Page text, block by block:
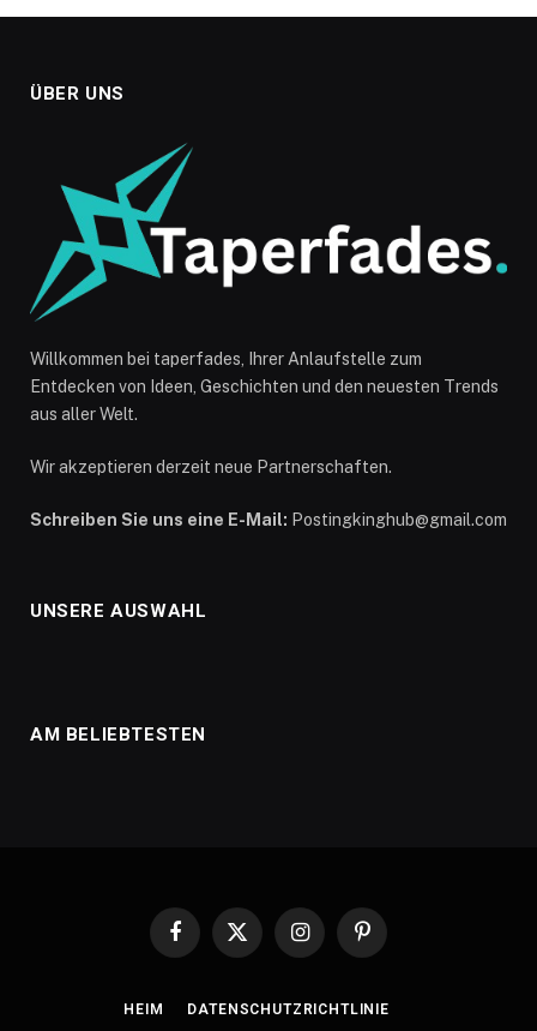
ÜBER UNS
Willkommen bei taperfades, Ihrer Anlaufstelle zum
Entdecken von Ideen, Geschichten und den neuesten Trends
aus aller Welt.
Wir akzeptieren derzeit neue Partnerschaften.
Schreiben Sie uns eine E-Mail: Postingkinghub@gmail.com
UNSERE AUSWAHL
AM BELIEBTESTEN
Facebook
X
InstagramPinterest
HEIM DATENSCHUTZRICHTLINIE